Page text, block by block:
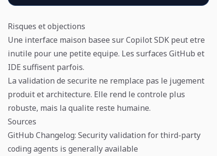
Risques et objections
Une interface maison basee sur Copilot SDK peut etre
inutile pour une petite equipe. Les surfaces GitHub et
IDE suffisent parfois.
La validation de securite ne remplace pas le jugement
produit et architecture. Elle rend le controle plus
robuste, mais la qualite reste humaine.
Sources
GitHub Changelog: Security validation for third-party
coding agents is generally available